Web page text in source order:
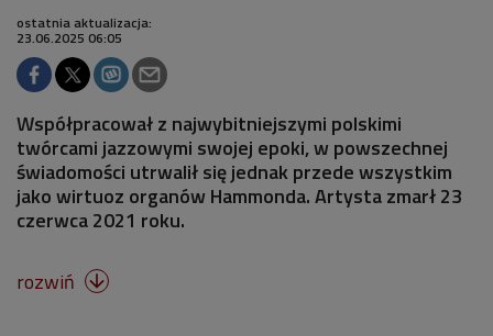
ostatnia aktualizacja:
23.06.2025 06:05
Współpracował z najwybitniejszymi polskimi
twórcami jazzowymi swojej epoki, w powszechnej
świadomości utrwalił się jednak przede wszystkim
jako wirtuoz organów Hammonda. Artysta zmarł 23
czerwca 2021 roku.
rozwiń 